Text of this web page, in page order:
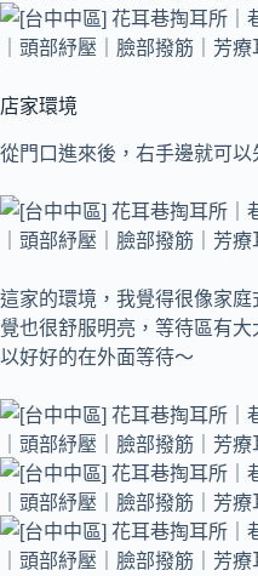
店家環境
從門口進來後，右手邊就可
這家的環境，我覺得很像家
覺也很舒服明亮，等待區有
以好好的在外面等待～